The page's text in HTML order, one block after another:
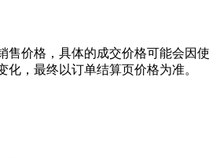
售价格，具体的成交价格可能会因使
化，最终以订单结算页价格为准。